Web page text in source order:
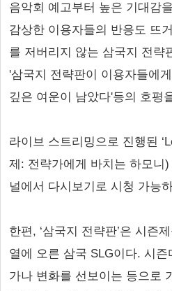
음악회 예고부터 높은 기대감
감상한 이용자들의 반응도 뜨
를 저버리지 않는 삼국지 전략
'삼국지 전략판이 이용자들에
깊은 여운이 남았다'등의 호평
라이브 스트리밍으로 진행된
제: 전략가에게 바치는 하모니
널에서 다시보기로 시청 가능
한편, ‘삼국지 전략판’은 시즌
열에 오른 삼국 SLG이다. 시
가나 변화를 선보이는 등으로